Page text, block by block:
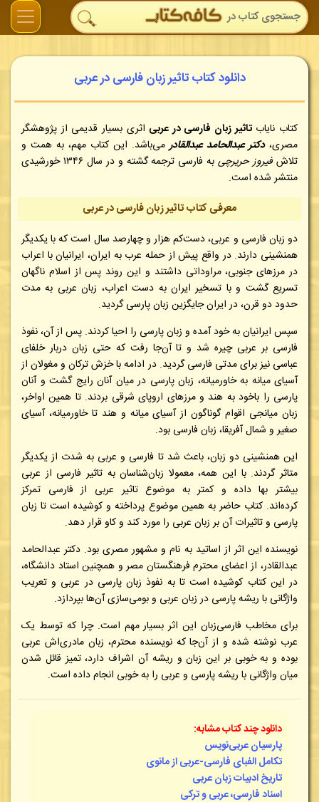
دانلود کتاب تاثیر زبان فارسی در عربی
کتاب نایابتاثیر زبان فارسی در عربی اثری بسیار قدیمی از پژوهشگر
مصری،دکتر عبدالحامد عبدالقادرمی‌باشد. این کتاب مهم، به همت و
تلاشفیروز حریرچی
به فارسی ترجمه گشته و در سال ۱۳۴۶ خورشیدی
منتشر شده است.
معرفی کتاب تاثیر زبان فارسی در عربی
دو زبان فارسی و عربی، دست‌کم هزار و چهارصد سال است که با یکدیگر
همنشینی دارند. در واقع پیش از حمله عرب به ایران، ایرانیان با اعراب
در مرزهای جنوبی، مراوداتی داشتند و این روند پس از اسلام ناگهان
تسریع گشت و با تسخیر ایران به دست اعراب، زبان عربی به مدت
حدود دو قرن، در ایران جایگزین زبان پارسی گردید.
سپس ایرانیان به خود آمده و زبان پارسی را احیا کردند. پس از آن، نفوذ
فارسی بر عربی چیره شد و تا آن‌جا رفت که حتی زبان دربار خلفای
عباسی نیز برای مدتی فارسی گردید. در ادامه با خزش ترکان و مغولان از
آسیای میانه به خاورمیانه، زبان پارسی در میان آنان رایج گشت و آنان
پارسی را باخود به هند و مرزهای اروپای شرقی بردند. تا همین اواخر،
زبان میانجی اقوام گوناگون از آسیای میانه و هند تا خاورمیانه، آسیای
صغیر و شمال آفریقا، زبان فارسی بود.
این همنشینی دو زبان، باعث شد تا فارسی و عربی به شدت از یکدیگر
متاثر گردند. با این همه، معمولا زبان‌شناسان به تاثیر فارسی از عربی
بیشتر بها داده و کمتر به موضوع تاثیر عربی از فارسی تمرکز
کرده‌اند. کتاب حاضر به همین موضوع پرداخته و کوشیده است تا زبان
پارسی و تاثیرات آن بر زبان عربی را مورد کند و کاو قرار دهد.
نویسنده این اثر از اساتید به نام و مشهور مصری بود. دکتر عبدالحامد
عبدالقادر، از اعضای محترم فرهنگستان مصر و همچنین استاد دانشگاه،
در این کتاب کوشیده است تا به نفوذ زبان پارسی در عربی و تعریب
واژگانی با ریشه پارسی در زبان عربی و بومی‌سازی آن‌ها بپردازد.
برای مخاطب فارسی‌زبان این اثر بسیار مهم است. چرا که توسط یک
عرب نوشته شده و از آن‌جا که نویسنده محترم، زبان مادری‌اش عربی
بوده و به خوبی بر این زبان و ریشه آن اشراف دارد، تمیز قائل شدن
میان واژگانی با ریشه پارسی و عربی را به خوبی انجام داده است.
دانلود چند کتاب مشابه:
پارسیان عربی‌نویس
تکامل الفبای فارسی-عربی از مانوی
تاریخ ادبیات زبان عربی
اسناد فارسی، عربی و ترکی